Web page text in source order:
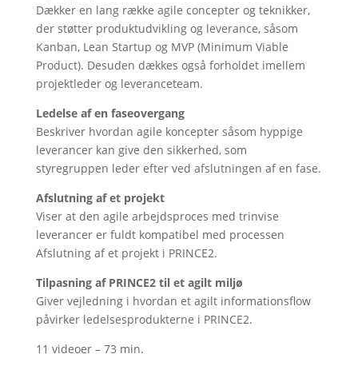
Dækker en lang række agile concepter og teknikker,
der støtter produktudvikling og leverance, såsom
Kanban, Lean Startup og MVP (Minimum Viable
Product). Desuden dækkes også forholdet imellem
projektleder og leveranceteam.
Ledelse af en faseovergang
Beskriver hvordan agile koncepter såsom hyppige
leverancer kan give den sikkerhed, som
styregruppen leder efter ved afslutningen af en fase.
Afslutning af et projekt
Viser at den agile arbejdsproces med trinvise
leverancer er fuldt kompatibel med processen
Afslutning af et projekt i PRINCE2.
Tilpasning af PRINCE2 til et agilt miljø
Giver vejledning i hvordan et agilt informationsflow
påvirker ledelsesprodukterne i PRINCE2.
11 videoer – 73 min.